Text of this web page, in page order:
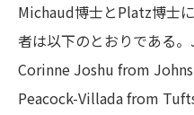
Michaud博士とPlatz博士
者は以下のとおりである
Corinne Joshu from
Peacock-Villada from